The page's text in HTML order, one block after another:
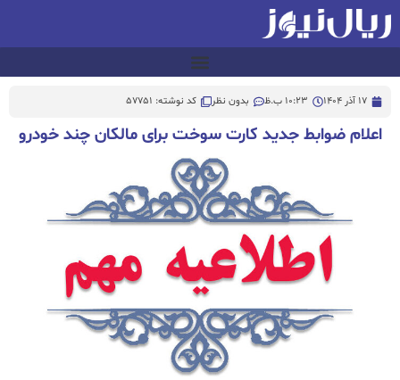
17 آذر 1404 10:23 ب.ظ بدون نظر کد نوشته: 57751
اعلام ضوابط جدید کارت سوخت برای مالکان چند خودرو